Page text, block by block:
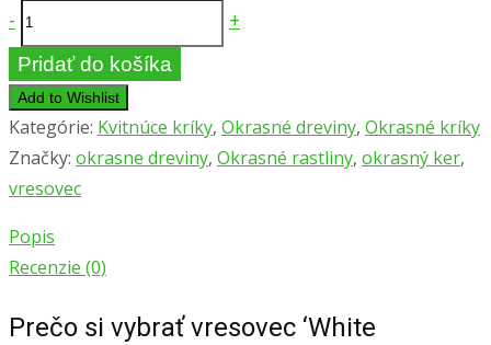
- množstvo
Vresovec
darleyensis
‘WHITE
PERFECTION’
–
kvitnúci
s
+
Pridať do košíka
Add to Wishlist
Kategórie: Kvitnúce kríky, Okrasné dreviny, Okrasné kríky
Značky: okrasne dreviny, Okrasné rastliny, okrasný ker,
vresovec
Popis
Recenzie (0)
Prečo si vybrať vresovec ‘White